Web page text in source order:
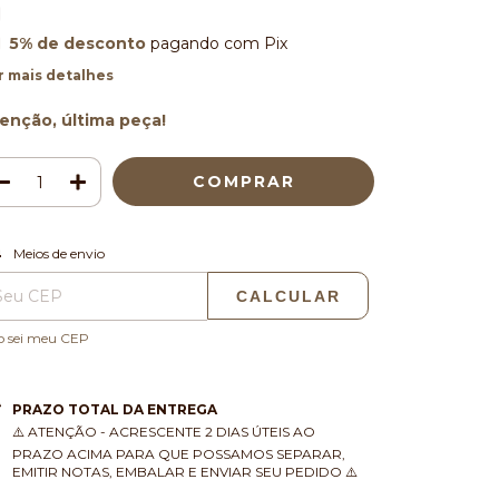
5% de descontopagando com Pix
mais detalhes
última peça!
para o CEP:
Meios de envio
CALCULAR
sei meu CEP
PRAZO TOTAL DA ENTREGA
⚠️ ATENÇÃO - ACRESCENTE 2 DIAS ÚTEIS AO
PRAZO ACIMA PARA QUE POSSAMOS SEPARAR,
EMITIR NOTAS, EMBALAR E ENVIAR SEU PEDIDO ⚠️